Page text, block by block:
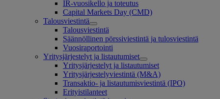
IR-vuosikello ja toteutus
Capital Markets Day (CMD)
Talousviestintä
Talousviestintä
Säännöllinen pörssiviestintä ja tulosviestintä
Vuosiraportointi
Yritysjärjestelyt ja listautumiset
Yritysjärjestelyt ja listautumiset
Yritysjärjestelyviestintä (M&A)
Transaktio- ja listautumisviestintä (IPO)
Erityistilanteet